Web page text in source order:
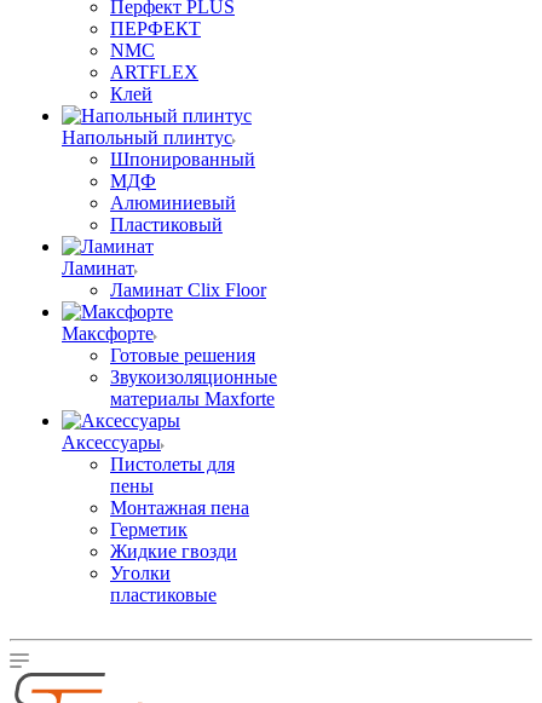
Перфект PLUS
ПЕРФЕКТ
NMC
ARTFLEX
Клей
Напольный плинтус
Шпонированный
МДФ
Алюминиевый
Пластиковый
Ламинат
Ламинат Clix Floor
Максфорте
Готовые решения
Звукоизоляционные
материалы Maxforte
Аксессуары
Пистолеты для
пены
Монтажная пена
Герметик
Жидкие гвозди
Уголки
пластиковые